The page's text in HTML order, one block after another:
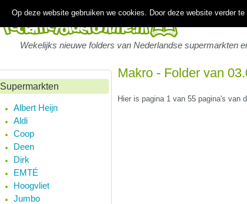
Wekelijks nieuwe folders van Nederlandse supermarkten
Makro - Folder van
Hier is pagina 1 van 55 pagina's van
Supermarkten
Albert Heijn
Aldi
Coop
Deen
Dirk
EMTÉ
Hoogvliet
Jumbo
Op deze website gebruiken we cookies. Door deze website verder